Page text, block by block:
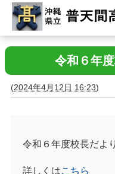
令和６年
(2024年4月12日 16:23)
令和６年度校長だよ
詳しくはこちら